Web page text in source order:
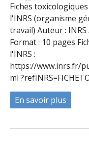
Fiches
l'INRS (organisme
travail) Auteur :
Format : 10 pages
l'INRS :
https://www.inrs.fr/
ml
En savoir plus